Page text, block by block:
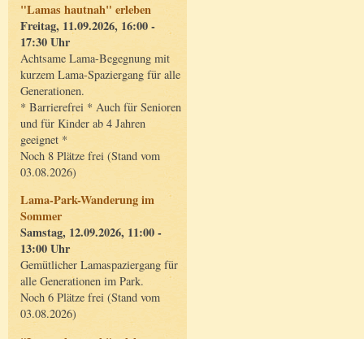
"Lamas hautnah" erleben
Freitag, 11.09.2026, 16:00 -
17:30 Uhr
Achtsame Lama-Begegnung mit
kurzem Lama-Spaziergang für alle
Generationen.
* Barrierefrei * Auch für Senioren
und für Kinder ab 4 Jahren
geeignet *
Noch 8 Plätze frei (Stand vom
03.08.2026)
Lama-Park-Wanderung im
Sommer
Samstag, 12.09.2026, 11:00 -
13:00 Uhr
Gemütlicher Lamaspaziergang für
alle Generationen im Park.
Noch 6 Plätze frei (Stand vom
03.08.2026)